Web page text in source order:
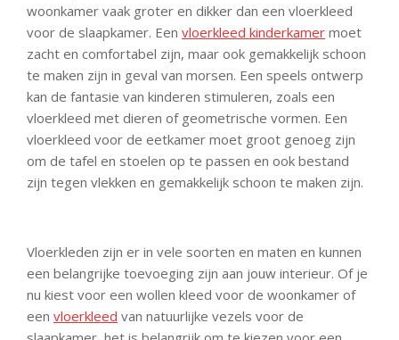
woonkamer vaak groter en dikker dan een vloerkleed
voor de slaapkamer. Een vloerkleed kinderkamer moet
zacht en comfortabel zijn, maar ook gemakkelijk schoon
te maken zijn in geval van morsen. Een speels ontwerp
kan de fantasie van kinderen stimuleren, zoals een
vloerkleed met dieren of geometrische vormen. Een
vloerkleed voor de eetkamer moet groot genoeg zijn
om de tafel en stoelen op te passen en ook bestand
zijn tegen vlekken en gemakkelijk schoon te maken zijn.
Vloerkleden zijn er in vele soorten en maten en kunnen
een belangrijke toevoeging zijn aan jouw interieur. Of je
nu kiest voor een wollen kleed voor de woonkamer of
een vloerkleed van natuurlijke vezels voor de